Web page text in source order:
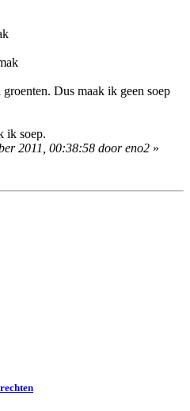
Dus maak ik geen soep
ik soep.
2011, 00:38:58 door eno2 »